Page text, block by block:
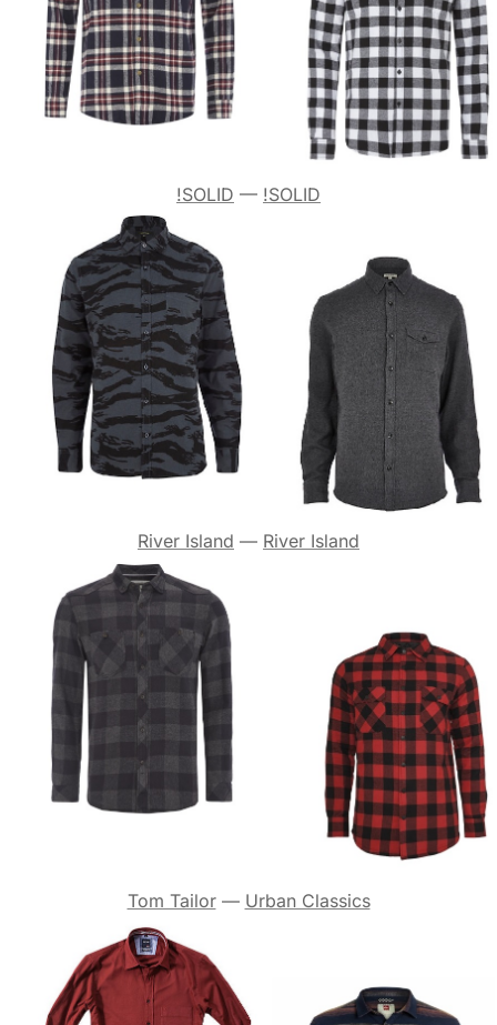
!SOLID — !SOLID
River Island — River Island
Tom Tailor— Urban Classics